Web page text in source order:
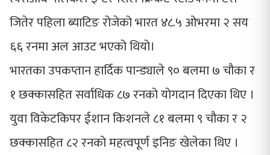
जितेर पहिला ब्याटिङ रोजेको भारत ४८.५ ओभरमा २ सय
६६ रनमा अल आउट भएको थियो।
भारतका उपकप्तान हार्दिक पान्ड्याले ९० बलमा ७ चौका र
१ छक्कासहित सर्वाधिक ८७ रनको योगदान दिएका थिए ।
युवा विकेटकिपर ईशान किशनले ८१ बलमा ९ चौका र २
छक्कासहित ८२ रनको महत्वपूर्ण इनिङ खेलेका थिए ।